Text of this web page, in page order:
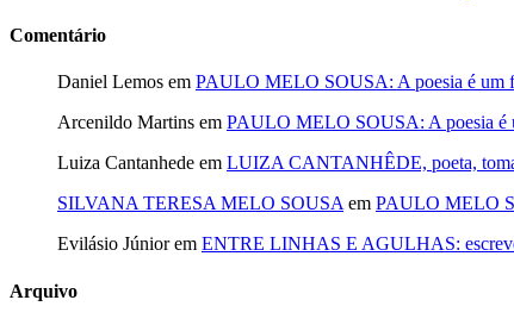
Comentário
Daniel Lemos em PAULO MELO SOUSA: A poesia é um
Arcenildo Martins em PAULO MELO SOUSA: A poesia é
Luiza Cantanhede em LUIZA CANTANHÊDE, poeta, toma
SILVANA TERESA MELO SOUSA em PAULO MELO
Evilásio Júniorem ENTRE LINHAS E AGULHAS:
Arquivo